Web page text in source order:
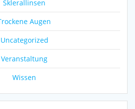
Sklerallinsen
Augen
Uncategorized
Veranstaltung
Wissen